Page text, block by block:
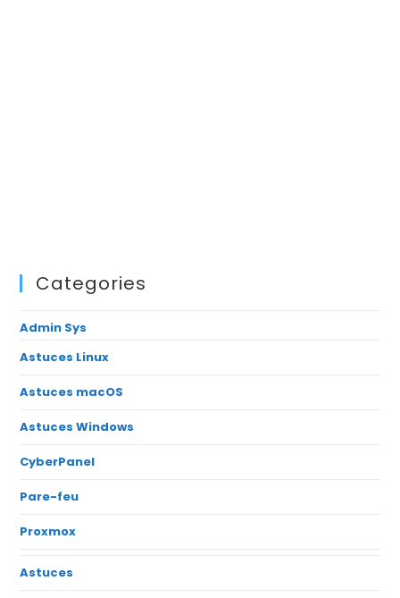
Categories
Admin Sys
Astuces Linux
Astuces macOS
Astuces Windows
CyberPanel
Pare-feu
Proxmox
Astuces